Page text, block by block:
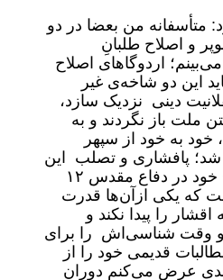
متأسفانه من بعضا در دو
و اصلاح طلبانِ
اردوگاهای اصلاح
این دو شاخه‌ی غیر
دینی نزدیک سازد،
ملت باز نگردند و به
خود به خود از سپهر
پافشاری و تصلب این
دو شاخه به آرای رایج خود در دفاع مقدس ۱۲
که یکی ازآن‌ها قدرت
را پیدا نکند و
وقت شناسی‌اش را برای
قدیمی خود را از
عرض می‌کنم دوران